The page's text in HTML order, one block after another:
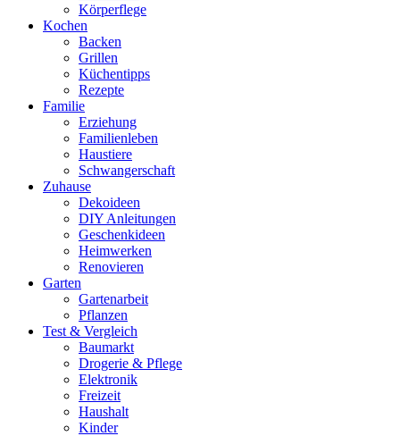
Körperflege
Kochen
Backen
Grillen
Küchentipps
Rezepte
Familie
Erziehung
Familienleben
Haustiere
Schwangerschaft
Zuhause
Dekoideen
DIY Anleitungen
Geschenkideen
Heimwerken
Renovieren
Garten
Gartenarbeit
Pflanzen
Test & Vergleich
Baumarkt
Drogerie & Pflege
Elektronik
Freizeit
Haushalt
Kinder